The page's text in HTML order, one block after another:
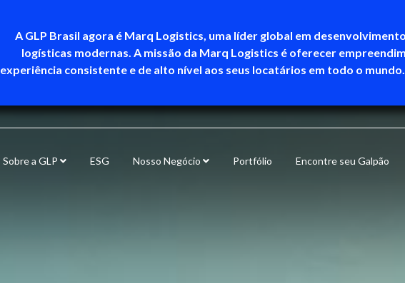
A GLP Brasil agora é Marq Logistics, uma líder global em
logísticas modernas. A missão da Marq Logistics é oferecer
experiência consistente e de alto nível aos seus locatários em todo o mundo.
Sobre a GLP ESG Nosso Negócio Portfólio Encontre seu Galpão